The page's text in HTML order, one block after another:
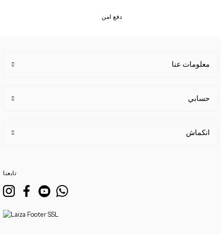
دفع امن
معلومات عنا
حسابي
انكماش
تابعنا